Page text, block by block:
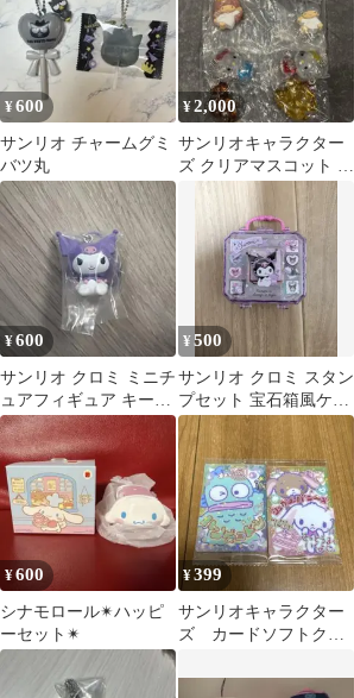
¥600
サンリオ チャームグミ
バツ丸
¥2,000
サンリオキャラクター
ズ クリアマスコット 4
¥600
サンリオ クロミ ミニチ
ュアフィギュア キーホ
ルダー
¥500
サンリオ クロミ スタン
プセット 宝石箱風ケー
ス
¥600
シナモロール✴︎ハッピ
ーセット✴︎
¥399
サンリオキャラクター
ズ カードソフトクッ